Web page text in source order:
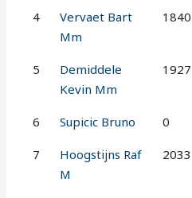
4
Vervaet Bart
Mm
1840
5
Demiddele
Kevin Mm
1927
6 Supicic Bruno 0
7
Hoogstijns Raf
M
2033